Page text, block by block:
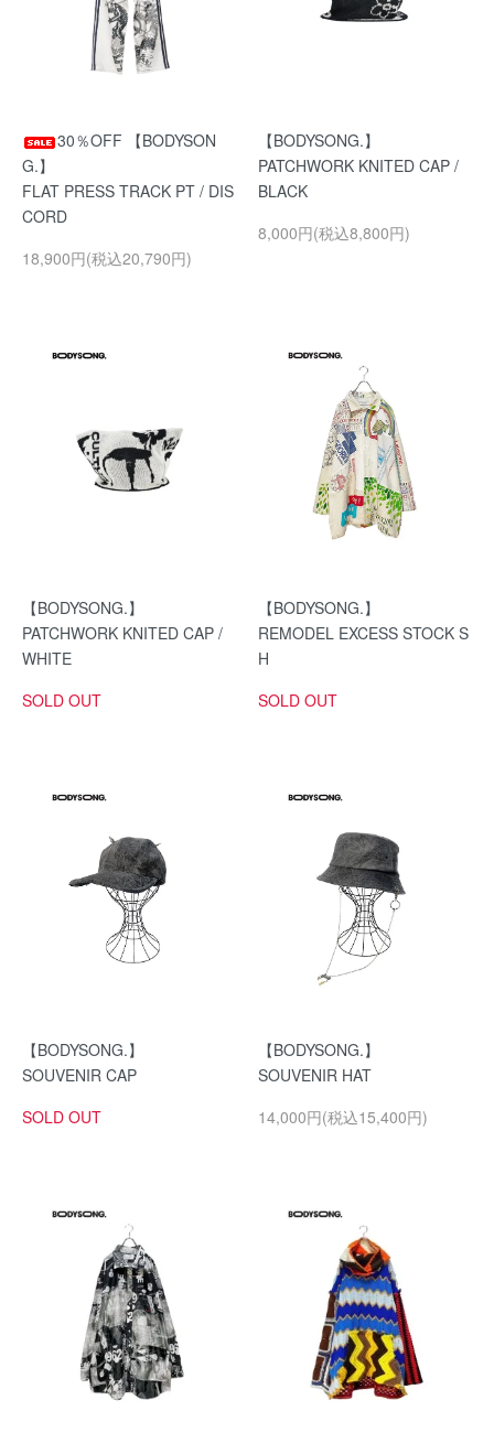
30％OFF 【BODYSON
G.】
FLAT PRESS TRACK PT / DIS
CORD
18,900円(税込20,790円)
【BODYSONG.】
PATCHWORK KNITED CAP /
BLACK
8,000円(税込8,800円)
【BODYSONG.】
PATCHWORK KNITED CAP /
WHITE
SOLD OUT
【BODYSONG.】
REMODEL EXCESS STOCK S
H
SOLD OUT
【BODYSONG.】
SOUVENIR CAP
SOLD OUT
【BODYSONG.】
SOUVENIR HAT
14,000円(税込15,400円)